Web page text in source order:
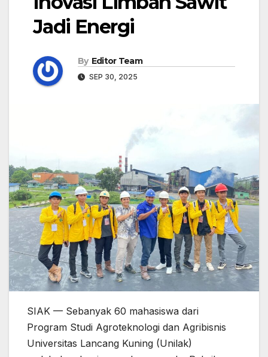
Jadi Energi
By Editor Team
SEP 30, 2025
SIAK — Sebanyak 60 mahasiswa dari
Program Studi Agroteknologi dan Agribisnis
Universitas Lancang Kuning (Unilak)